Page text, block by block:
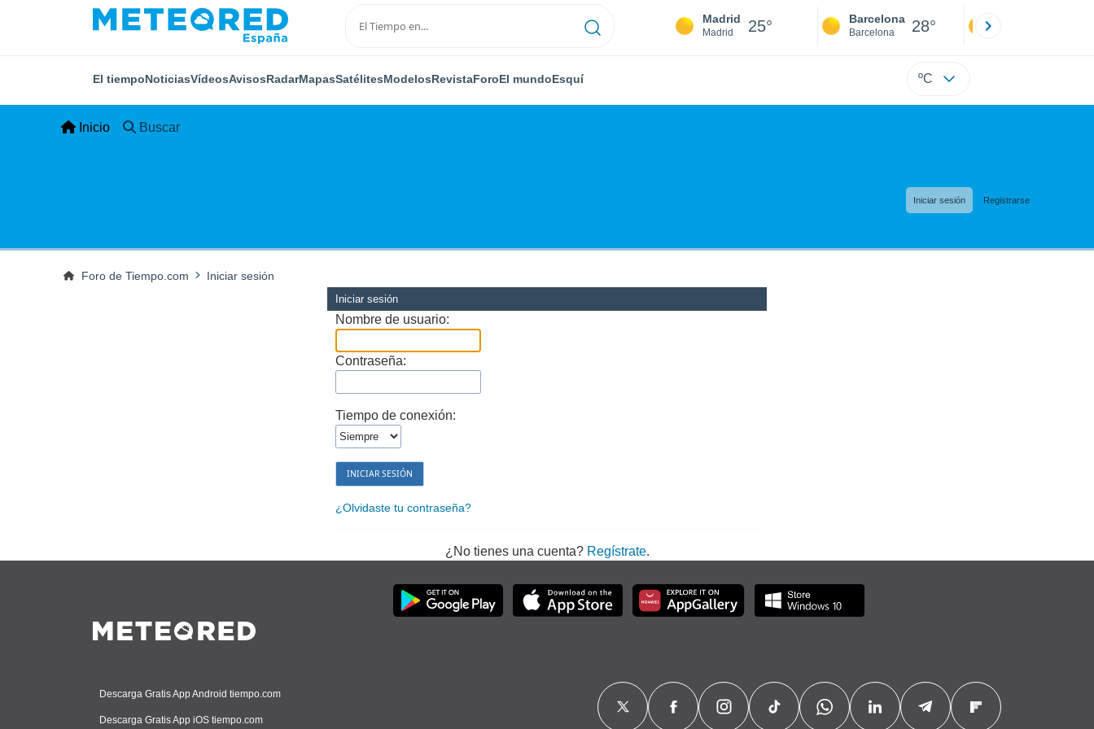
Madrid
Madrid 25° Barcelona
Barcelona 28°
El tiempoNoticiasVídeosAvisosRadarMapasSatélitesModelosRevistaForoEl mundoEsquí ºC
Inicio Buscar
Iniciar sesión Registrarse
Foro de Tiempo.com Iniciar sesión
Iniciar sesión
Nombre de usuario:
Contraseña:
Tiempo de conexión:
¿Olvidaste tu contraseña?
¿No tienes una cuenta? Regístrate.
Descarga Gratis App Android tiempo.com
Descarga Gratis App iOS tiempo.com